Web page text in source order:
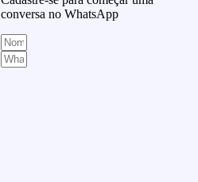
conversa no WhatsApp